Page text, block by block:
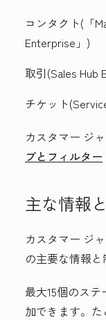
コンタクト( 「
Enterprise 」)
取引(Sales Hub
チケット(
カスタマー ジ
プとフィルター
主な情報
カスタマー ジ
の主要な情報と
最大15個のス
加できます。